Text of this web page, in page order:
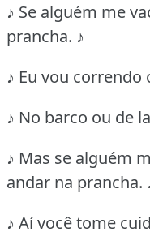
♪ Se alguém me
prancha. ♪
♪ Eu vou
♪ No barco ou de
♪ Mas se alguém
andar na prancha.
♪ Aí você tome